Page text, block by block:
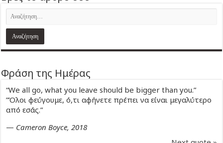
Φράση της Ημέρας
“We all go, what you leave should be bigger than you.”
”Όλοι φεύγουμε, ό,τι αφήνετε πρέπει να είναι μεγαλύτερο
από εσάς.”
— Cameron Boyce, 2018